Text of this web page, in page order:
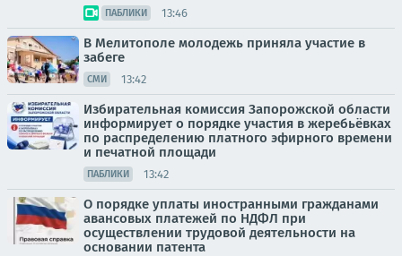
ПАБЛИКИ 13:46
В Мелитополе молодежь приняла участие в
забеге
СМИ 13:42
Избирательная комиссия Запорожской области
информирует о порядке участия в жеребьёвках
по распределению платного эфирного времени
и печатной площади
ПАБЛИКИ 13:42
О порядке уплаты иностранными гражданами
авансовых платежей по НДФЛ при
осуществлении трудовой деятельности на
основании патента